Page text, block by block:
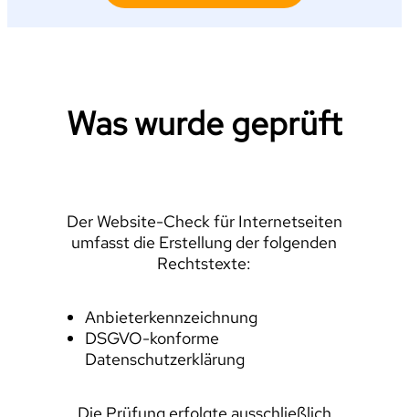
Was wurde geprüft
Der Website-Check für Internetseiten
umfasst die Erstellung der folgenden
Rechtstexte:
Anbieterkennzeichnung
DSGVO-konforme
Datenschutzerklärung